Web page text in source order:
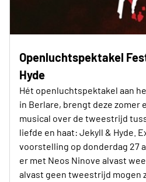
Openluchtspektakel
Hyde
Hét openluchtspektakel aan
in Berlare, brengt deze zomer
musical over de tweestrijd
liefde en haat: Jekyll & Hyde.
voorstelling op donderdag 27
er met Neos Ninove alvast
alvast geen tweestrijd mogen